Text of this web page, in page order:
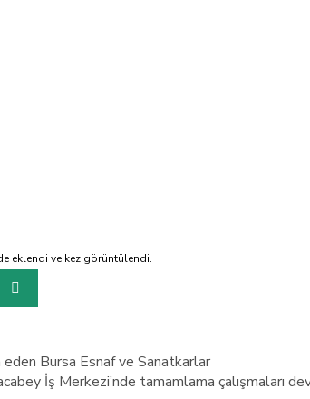
eklendi ve kez görüntülendi.
eden Bursa Esnaf ve Sanatkarlar
İş Merkezi’nde tamamlama çalışmaları